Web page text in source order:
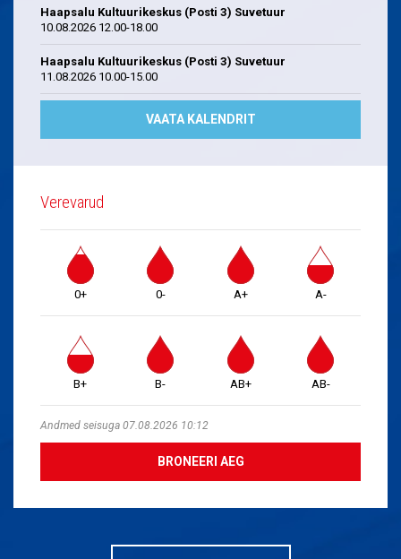
Haapsalu Kultuurikeskus (Posti 3) Suvetuur
10.08.2026 12.00-18.00
Haapsalu Kultuurikeskus (Posti 3) Suvetuur
11.08.2026 10.00-15.00
VAATA KALENDRIT
Verevarud
0+ 0- A+ A-
B+ B- AB+ AB-
Andmed seisuga 07.08.2026 10:12
BRONEERI AEG